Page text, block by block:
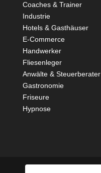
Coaches & Trainer
Industrie
Hotels & Gasthäuser
E-Commerce
Handwerker
Fliesenleger
Anwälte & Steuerberater
Gastronomie
Friseure
Hypnose